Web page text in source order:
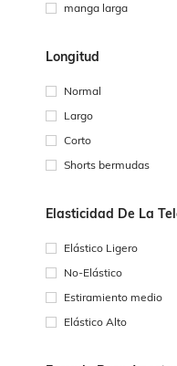
manga larga
Longitud
Normal
Largo
Corto
Shorts bermudas
Elasticidad De La
Elástico Ligero
No-Elástico
Estiramiento medio
Elástico Alto